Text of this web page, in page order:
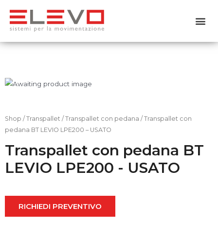
Home
Usato
Noleggio
Servizi
Shop / Transpallet / Transpallet con pedana / Transpallet con
pedana BT LEVIO LPE200 – USATO
Transpallet con pedana BT
LEVIO LPE200 - USATO
RICHIEDI PREVENTIVO